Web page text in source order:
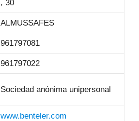
, 30
ALMUSSAFES
961797081
961797022
Sociedad anónima unipersonal
www.benteler.com